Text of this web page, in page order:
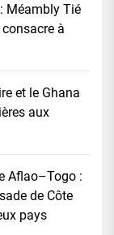
Méambly Tié
à
et le Ghana
aux
Aflao–Togo :
de Côte
pays